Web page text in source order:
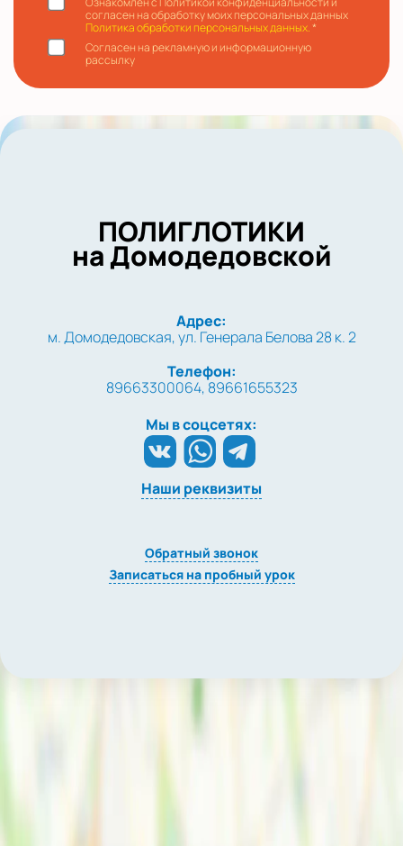
согласен на обработку моих персональных данных
Политика обработки персональных данных.*
Согласен на рекламную и информационную
рассылку
ПОЛИГЛОТИКИ
на Домодедовской
Адрес:
м. Домодедовская, ул. Генерала Белова 28 к. 2
Телефон:
89663300064, 89661655323
Мы в соцсетях:
Наши реквизиты
Обратный звонок
Записаться на пробный урок